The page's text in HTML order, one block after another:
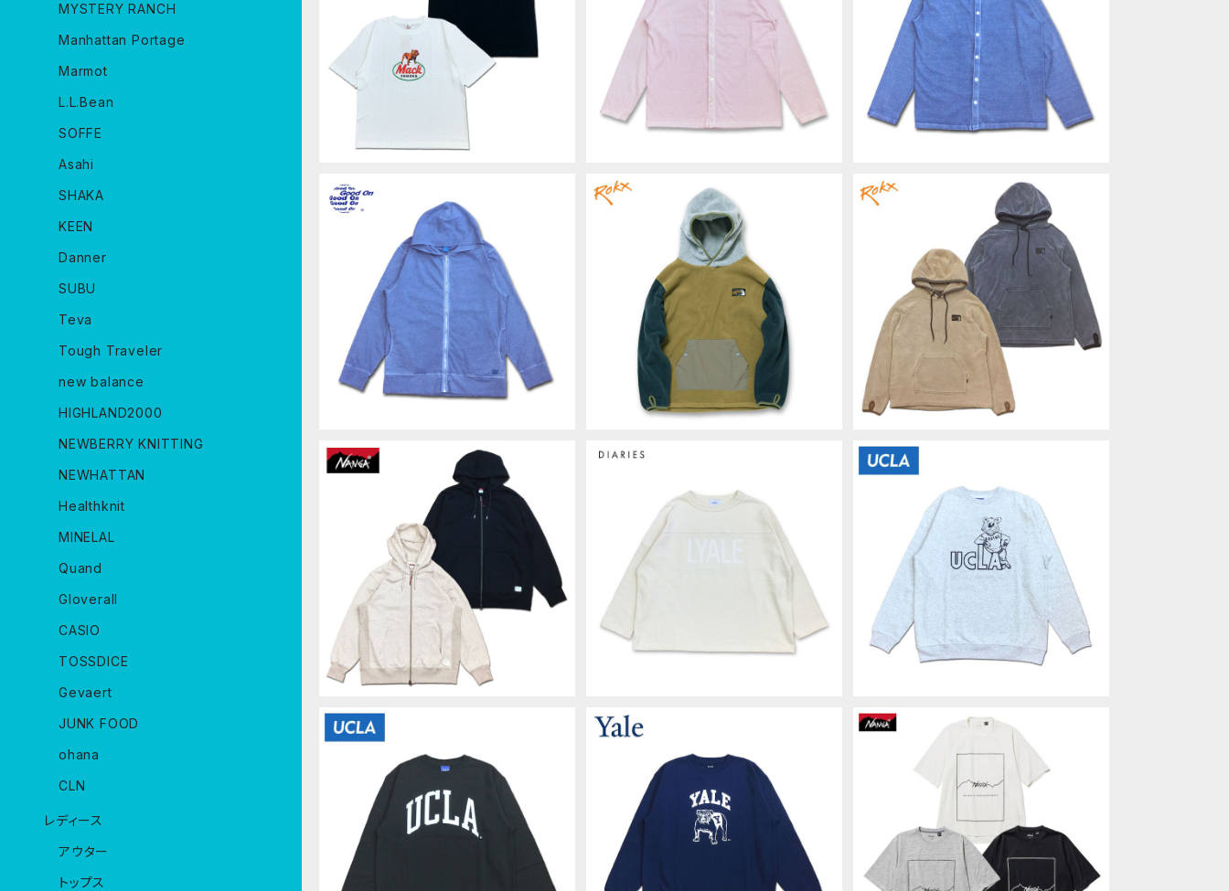
MACK TRUCKS SS T-SHIRT TEE
マックトラックス Tシャツ カットソー
MTAG-001
¥5,500
Good On グッドオン CREW TEE C
ARDIGAN P-SAKURA クルーTカ
ーディガン カットソー COTTONUSA
MadeinJAPAN 日本製 男女兼用 G
OLT1703
Good On グッドオン CREW TEE C
ARDIGAN P-AJISAI クルーTカー
ディガン カットソー COTTONUSA
MadeinJAPAN 日本製 男女兼用 G
OLT1703
¥9,680
Good On グッドオン ZIP TEE PAR
KA ジップTパーカー ジップパーカー
カットソー P-AJISAI アジサイ COT
TONUSA MadeinJAPAN GOLT13
03
¥10,780
ROKX ロックス CLASSIC 200 PUL
LOVER PARKA プルオーバーパーカ
ー MULTI フリース アウトドア POLA
RTEC ポーラテック RXMF254010
ROKX ロックス CLASSIC 200 FLE
ECE PIG PARKA フリースピグメント
パーカー フリース アウトドア POLAR
TEC ポーラテック RXMF234003
¥17,380
NANGA ECO HYBRID FULL ZIP P
ARKA エコハイブリッドフルジップパ
ーカー スウェット HOODIE ナンガ ア
ウトドア キャンプ NW2311-1F205
¥15,950
DIARIES PRINT PULLOVER SWE
AT LYALE アイボリー スウェット トレ
ーナー フリーサイズ ダイアリーズ 日
本製 MadeinJAPAN KA62421
UCLA DOUBLE-SIDED PRINTIN
G CREW SWEAT Ash Gray スウェ
ット トレーナー University of Calif
ornia, Los Angeles UCAG-104
¥7,150
UCLA DOUBLE-SIDED PRINTIN
G CREW SWEAT SumiBlack スウ
ェット トレーナー University of Cal
ifornia, Los Angeles UCAG-105
YALE University DOUBLE-SIDE
D PRINTING CREW SWEAT Indi
go ネイビー スウェット トレーナー イ
SOLD OUT
NANGA DRY MIX FRAME LOGO
TEE Tシャツ ナンガ アウトドア キャン
プ 吸水 速乾 ユニセックス 男女兼用 N
2500-1M509A
¥6,050
MYSTERY RANCH
Manhattan Portage
Marmot
L.L.Bean
SOFFE
Asahi
SHAKA
KEEN
Danner
SUBU
Teva
Tough Traveler
new balance
HIGHLAND2000
NEWBERRY KNITTING
NEWHATTAN
Healthknit
MINELAL
Quand
Gloverall
CASIO
TOSSDICE
Gevaert
JUNK FOOD
ohana
CLN
レディース
アウター
トップス